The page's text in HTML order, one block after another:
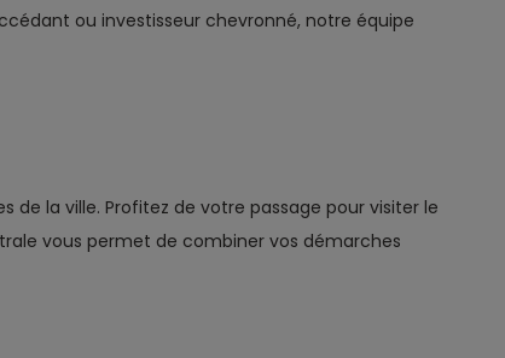
ou investisseur chevronné, notre équipe
la ville. Profitez de votre passage pour visiter le
vous permet de combiner vos démarches